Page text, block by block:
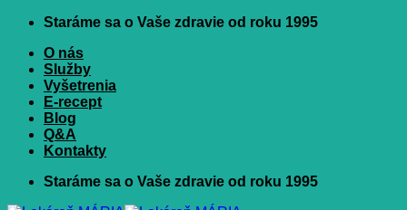
Skip
content
Staráme sa o Vaše zdravie od roku 1995
O nás
Služby
Vyšetrenia
E-recept
Blog
Q&A
Kontakty
Staráme sa o Vaše zdravie od roku 1995